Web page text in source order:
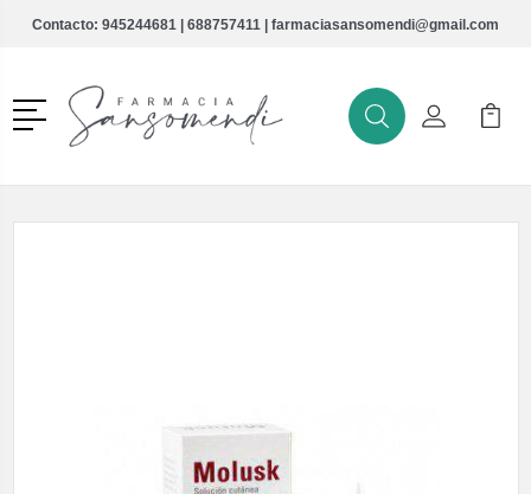
Contacto: 945244681 | 688757411 | farmaciasansomendi@gmail.com
Menú
BuscarMi Cuenta
Mi